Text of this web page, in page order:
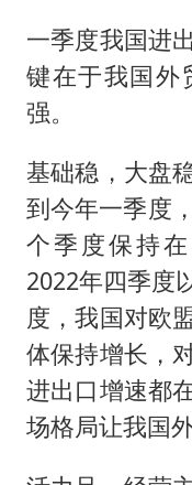
一季度我国进
键在于我国外
强。
基础稳，大盘
到今年一季度
个季度保持
2022年四季度
度，我国对欧
体保持增长，
进出口增速都
场格局让我国